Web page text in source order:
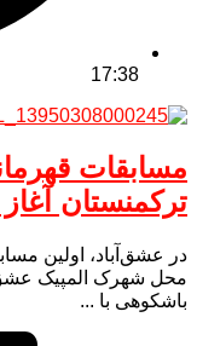
17:38
مسابقات
ترکمنستان
در عشق‌آباد، اولین
محل شهرک المپیک
باشکوهی با ...